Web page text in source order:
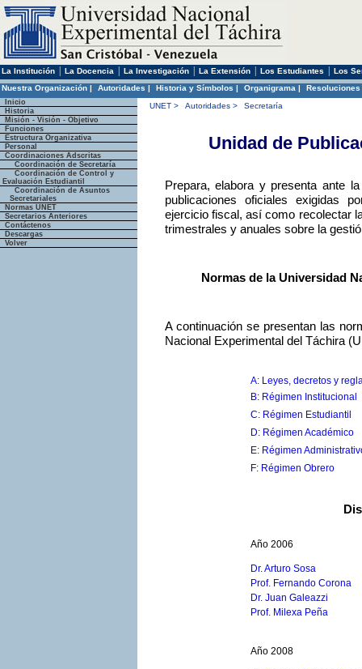
La Institución La Docencia La Investigación La Extensión Los Estudiantes
Los
Nuestra Organización |
Autoridades | Historia y Símbolos | Organigrama |
Inicio
Historia
Misión - Visión - Objetivo
Funciones
Estructura Organizativa
Personal
Coordinaciones Adscritas
Coordinación de Secretaría
Coordinación de Control y
Evaluación Estudiantil
Coordinación de Asuntos
Secretariales
Normas UNET
Secretarios Anteriores
Contáctenos
Descargas
Volver
UNET > Autoridades > Secretaría
Unidad de
Prepara, elabora y presenta ante
publicaciones oficiales exigidas
ejercicio fiscal, así como recolectar
trimestrales y anuales sobre la
Normas de la Universidad
A continuación se presentan las
Nacional Experimental del Táchira
A: Leyes, decretos y
B: Régimen Institucional
C: Régimen Estudiantil
D: Régimen Académico
E: Régimen
F: Régimen Obrero
Año 2006
Dr. Arturo Sosa
Prof. Fernando Corona
Dr. Juan Galeazzi
Prof. Milexa Peña
Año 2008